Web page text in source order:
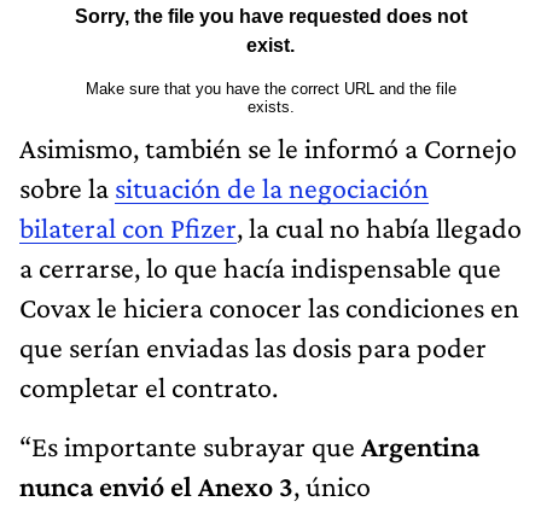
Asimismo, también se le informó a Cornejo
sobre la situación de la negociación
bilateral con Pfizer, la cual no había llegado
a cerrarse, lo que hacía indispensable que
Covax le hiciera conocer las condiciones en
que serían enviadas las dosis para poder
completar el contrato.
“Es importante subrayar que Argentina
nunca envió el Anexo 3, único